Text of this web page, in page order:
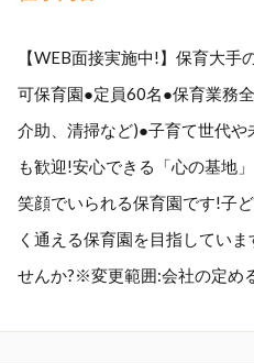
【WEB面接実施中!】保育大
可保育園●定員60名●保育業務
介助、清掃など)●子育て世代
も歓迎!安心できる「心の基地
笑顔でいられる保育園です!子
く通える保育園を目指してい
せんか?※変更範囲:会社の定め